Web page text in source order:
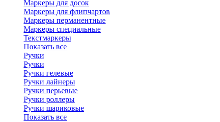
Маркеры для досок
Маркеры для флипчартов
Маркеры перманентные
Маркеры специальные
Текстмаркеры
Показать все
Ручки
Ручки
Ручки гелевые
Ручки лайнеры
Ручки перьевые
Ручки роллеры
Ручки шариковые
Показать все